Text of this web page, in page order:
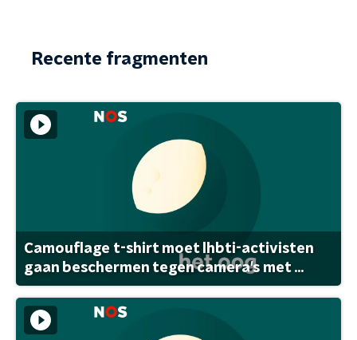
Recente fragmenten
Camouflage t-shirt moet lhbti-activisten
gaan beschermen tegen camera's met ...